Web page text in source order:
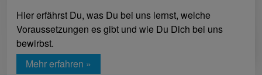
Hier erfährst Du, was Du bei uns lernst, welche
Voraussetzungen es gibt und wie Du Dich bei uns
bewirbst.
Mehr erfahren »